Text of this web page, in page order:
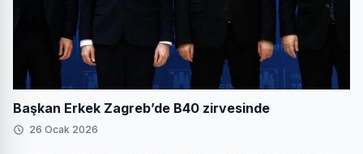
Başkan Erkek Zagreb’de B40 zirvesinde
26 Ocak 2026